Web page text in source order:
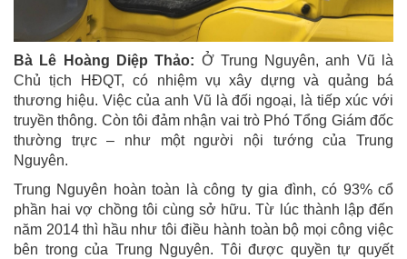
Bà Lê Hoàng Diệp Thảo: Ở Trung Nguyên, anh Vũ là
Chủ tịch HĐQT, có nhiệm vụ xây dựng và quảng bá
thương hiệu. Việc của anh Vũ là đối ngoại, là tiếp xúc với
truyền thông. Còn tôi đảm nhận vai trò Phó Tổng Giám đốc
thường trực – như một người nội tướng của Trung
Nguyên.
Trung Nguyên hoàn toàn là công ty gia đình, có 93% cổ
phần hai vợ chồng tôi cùng sở hữu. Từ lúc thành lập đến
năm 2014 thì hầu như tôi điều hành toàn bộ mọi công việc
bên trong của Trung Nguyên. Tôi được quyền tự quyết